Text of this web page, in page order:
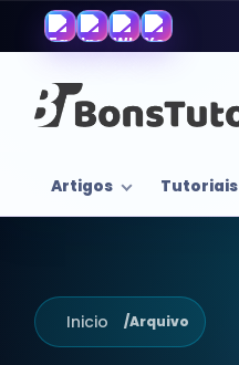
Artigos Tutoriais
Inicio /Arquivo